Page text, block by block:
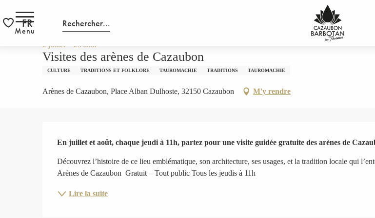
au
contenu
Recherche
FR
Menu
2 juillet > 25 août
Visites des arènes de Cazaubon
CULTURE TRADITIONS ET FOLKLORE TAUROMACHIE TRADITIONS TAUROMACHIE
Arènes de Cazaubon, Place Alban Dulhoste, 32150 Cazaubon M'y rendre
En juillet et août, chaque jeudi à 11h, partez pour une visite guidée gratuite des arènes de
Découvrez l’histoire de ce lieu emblématique, son architecture, ses usages, et la tradition locale qui
Arènes de Cazaubon ️ Gratuit – Tout public Tous les jeudis à 11h
Lire la suite